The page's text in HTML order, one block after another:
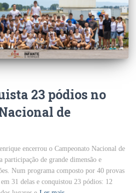
23 pódios no
de
encerrou o Campeonato Nacional de
participação de grande dimensão e
Num programa composto por 40 provas
31 delas e conquistou 23 pódios: 12